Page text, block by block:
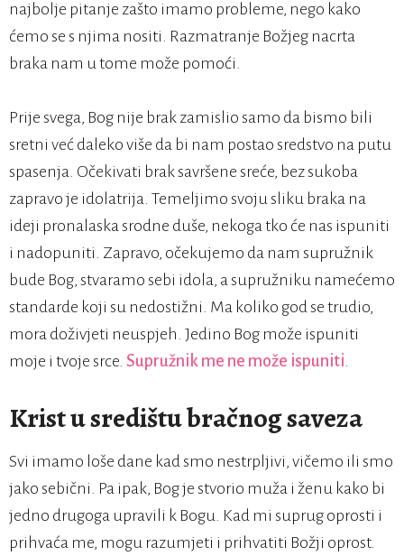
najbolje pitanje zašto imamo probleme, nego kako
ćemo se s njima nositi. Razmatranje Božjeg nacrta
braka nam u tome može pomoći.
Prije svega, Bog nije brak zamislio samo da bismo bili
sretni već daleko više da bi nam postao sredstvo na putu
spasenja. Očekivati brak savršene sreće, bez sukoba
zapravo je idolatrija. Temeljimo svoju sliku braka na
ideji pronalaska srodne duše, nekoga tko će nas ispuniti
i nadopuniti. Zapravo, očekujemo da nam supružnik
bude Bog, stvaramo sebi idola, a supružniku namećemo
standarde koji su nedostižni. Ma koliko god se trudio,
mora doživjeti neuspjeh. Jedino Bog može ispuniti
moje i tvoje srce. Supružnik me ne može ispuniti.
Krist u središtu bračnog saveza
Svi imamo loše dane kad smo nestrpljivi, vičemo ili smo
jako sebični. Pa ipak, Bog je stvorio muža i ženu kako bi
jedno drugoga upravili k Bogu. Kad mi suprug oprosti i
prihvaća me, mogu razumjeti i prihvatiti Božji oprost.